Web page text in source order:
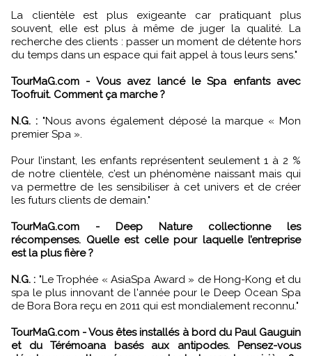
La clientèle est plus exigeante car pratiquant plus
souvent, elle est plus à même de juger la qualité. La
recherche des clients : passer un moment de détente hors
du temps dans un espace qui fait appel à tous leurs sens."
TourMaG.com - Vous avez lancé le Spa enfants avec
Toofruit. Comment ça marche ?
N.G. :"Nous avons également déposé la marque « Mon
premier Spa ».
Pour l’instant, les enfants représentent seulement 1 à 2 %
de notre clientèle, c’est un phénomène naissant mais qui
va permettre de les sensibiliser à cet univers et de créer
les futurs clients de demain."
TourMaG.com - Deep Nature collectionne les
récompenses. Quelle est celle pour laquelle l’entreprise
est la plus fière ?
N.G. : "Le Trophée « AsiaSpa Award » de Hong-Kong et du
spa le plus innovant de l'année pour le Deep Ocean Spa
de Bora Bora reçu en 2011 qui est mondialement reconnu."
TourMaG.com - Vous êtes installés à bord du Paul Gauguin
et du Térémoana basés aux antipodes. Pensez-vous